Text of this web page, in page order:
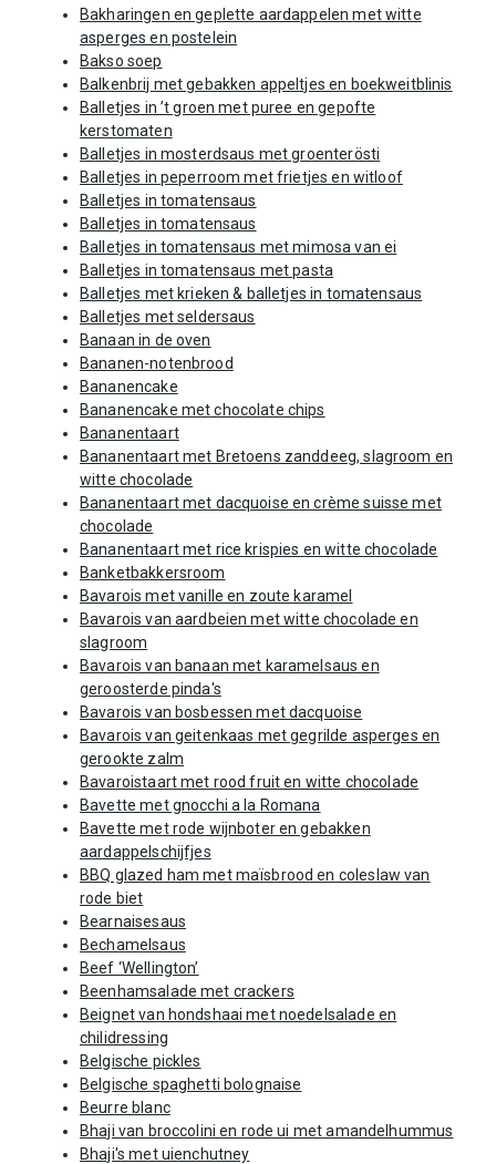
Bakharingen en geplette aardappelen met witte
asperges en postelein
Bakso soep
Balkenbrij met gebakken appeltjes en boekweitblinis
Balletjes in ’t groen met puree en gepofte
kerstomaten
Balletjes in mosterdsaus met groenterösti
Balletjes in peperroom met frietjes en witloof
Balletjes in tomatensaus
Balletjes in tomatensaus
Balletjes in tomatensaus met mimosa van ei
Balletjes in tomatensaus met pasta
Balletjes met krieken & balletjes in tomatensaus
Balletjes met seldersaus
Banaan in de oven
Bananen-notenbrood
Bananencake
Bananencake met chocolate chips
Bananentaart
Bananentaart met Bretoens zanddeeg, slagroom en
witte chocolade
Bananentaart met dacquoise en crème suisse met
chocolade
Bananentaart met rice krispies en witte chocolade
Banketbakkersroom
Bavarois met vanille en zoute karamel
Bavarois van aardbeien met witte chocolade en
slagroom
Bavarois van banaan met karamelsaus en
geroosterde pinda's
Bavarois van bosbessen met dacquoise
Bavarois van geitenkaas met gegrilde asperges en
gerookte zalm
Bavaroistaart met rood fruit en witte chocolade
Bavette met gnocchi a la Romana
Bavette met rode wijnboter en gebakken
aardappelschijfjes
BBQ glazed ham met maïsbrood en coleslaw van
rode biet
Bearnaisesaus
Bechamelsaus
Beef ‘Wellington’
Beenhamsalade met crackers
Beignet van hondshaai met noedelsalade en
chilidressing
Belgische pickles
Belgische spaghetti bolognaise
Beurre blanc
Bhaji van broccolini en rode ui met amandelhummus
Bhaji's met uienchutney